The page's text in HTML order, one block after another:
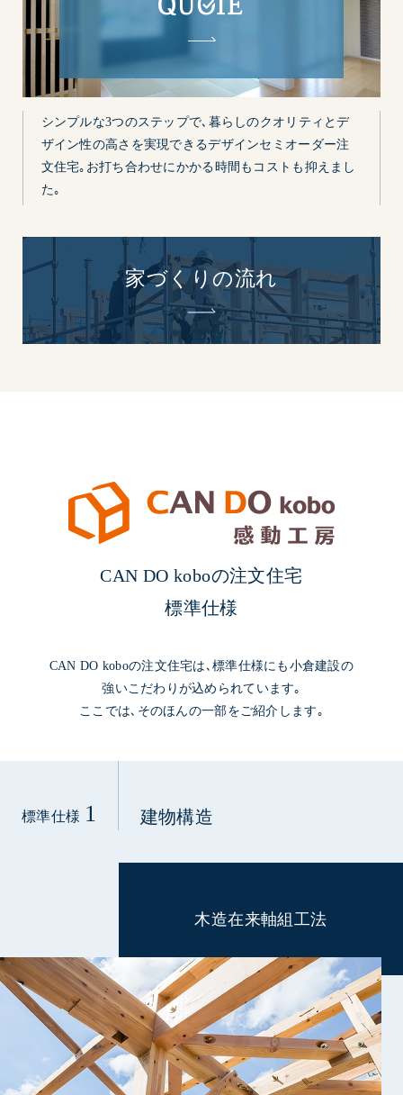
シンプルな3つのステップで､暮らしのクオリティとデ
ザイン性の高さを実現できるデザインセミオーダー注
文住宅｡お打ち合わせにかかる時間もコストも抑えまし
た｡
家づくりの流れ
CAN DO koboの注文住宅
標準仕様
CAN DO koboの注文住宅は､標準仕様にも小倉建設の
強いこだわりが込められています｡
ここでは､そのほんの一部をご紹介します｡
標準仕様 1 建物構造
木造在来軸組工法